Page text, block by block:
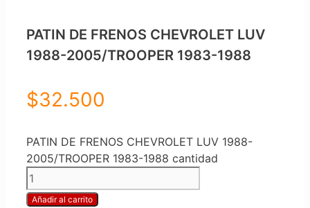
PATIN DE FRENOS CHEVROLET LUV
1988-2005/TROOPER 1983-1988
$32.500
PATIN DE FRENOS CHEVROLET LUV 1988-
2005/TROOPER 1983-1988 cantidad
Añadir al carrito